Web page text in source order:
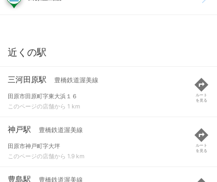
近くの駅
三河田原駅 豊橋鉄道渥美線
田原市田原町字東大浜１６
このページの店舗から 1 km
ルート
を見る
神戸駅 豊橋鉄道渥美線
田原市神戸町字大坪
このページの店舗から 1.9 km
ルート
を見る
豊島駅 豊橋鉄道渥美線